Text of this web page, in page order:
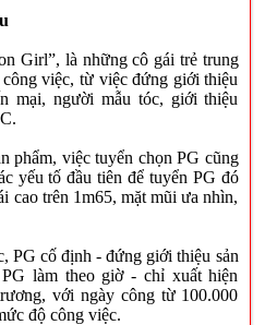
Girl”, là những cô gái trẻ trung
việc, từ việc đứng giới thiệu
mại, người mẫu tóc, giới thiệu
phẩm, việc tuyển chọn PG cũng
yếu tố đầu tiên để tuyển PG đó
cao trên 1m65, mặt mũi ưa nhìn,
PG cố định - đứng giới thiệu sản
làm theo giờ - chỉ xuất hiện
với ngày công từ 100.000
độ công việc.